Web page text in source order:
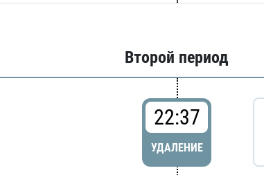
Второй период
22:37
УДАЛЕНИЕ